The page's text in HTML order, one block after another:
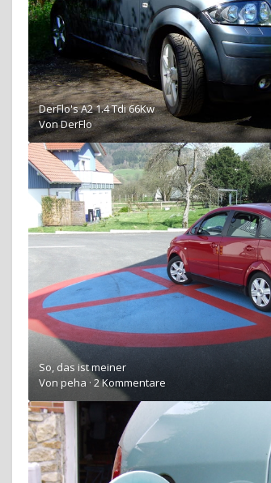
DerFlo's A2 1.4 Tdi 66Kw
VonDerFlo
So, das ist meiner
Von peha · 2 Kommentare